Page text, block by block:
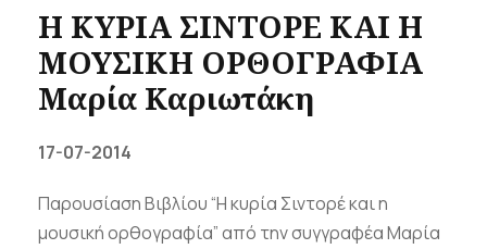
Η ΚΥΡΙΑ ΣΙΝΤΟΡΕ ΚΑΙ Η
ΜΟΥΣΙΚΗ ΟΡΘΟΓΡΑΦΙΑ
Μαρία Καριωτάκη
17-07-2014
Παρουσίαση Βιβλίου “Η κυρία Σιντορέ και η
μουσική ορθογραφία” από την συγγραφέα Μαρία